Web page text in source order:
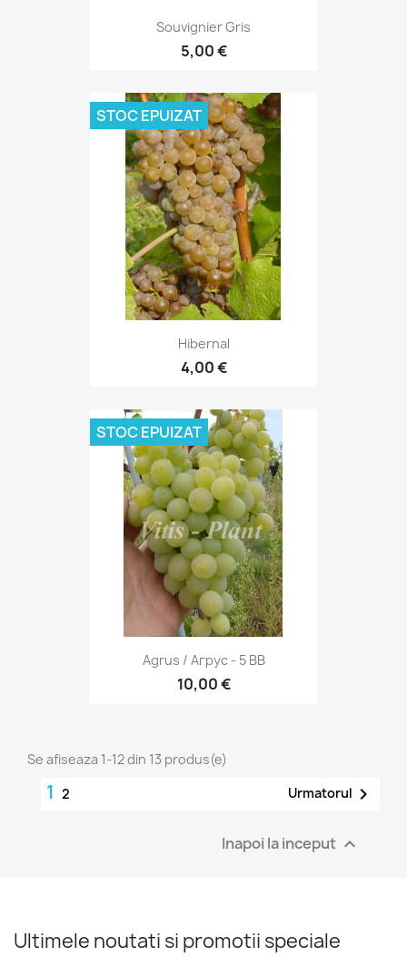
Souvignier Gris
5,00 €
Hibernal
4,00 €
STOC EPUIZAT
Agrus / Агрус - 5 BB
10,00 €
STOC EPUIZAT
Se afiseaza 1-12 din 13 produs(e)
1 2 Urmatorul 
Inapoi la inceput 
Ultimele noutati si promotii speciale